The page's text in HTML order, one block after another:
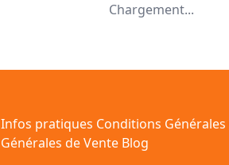
Chargement...
Infos pratiques Conditions Générales
Générales de Vente Blog